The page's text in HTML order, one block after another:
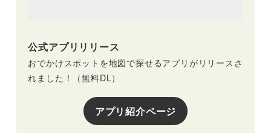
公式アプリリリース
おでかけスポットを地図で探せるアプリがリリースさ
れました！（無料DL）
アプリ紹介ページ